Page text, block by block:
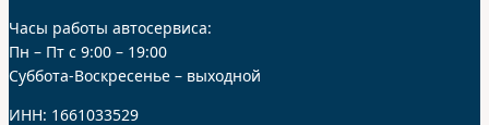
Часы работы автосервиса:
Пн – Пт с 9:00 – 19:00
Суббота-Воскресенье – выходной
ИНН: 1661033529